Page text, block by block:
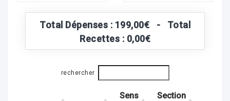
Total Dépenses : 199,00€ - Total
Recettes : 0,00€
rechercher
Sens
Section